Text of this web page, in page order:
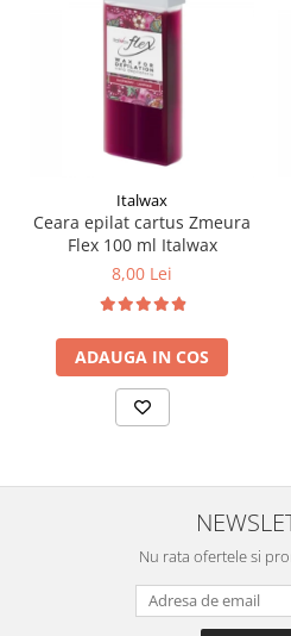
Italwax
Ceara epilat cartus Zmeura
Flex 100 ml Italwax
8,00 Lei
ADAUGA IN COS
Nu rata ofertele si